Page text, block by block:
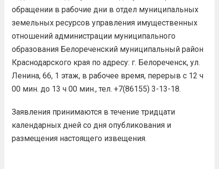
обращении в рабочие дни в отдел муниципальных
земельных ресурсов управления имущественных
отношений администрации муниципального
образования Белореченский муниципальный район
Краснодарского края по адресу: г. Белореченск, ул.
Ленина, 66, 1 этаж, в рабочее время, перерыв с 12 ч
00 мин. до 13 ч 00 мин., тел. +7(86155) 3-13-18.
Заявления принимаются в течение тридцати
календарных дней со дня опубликования и
размещения настоящего извещения.